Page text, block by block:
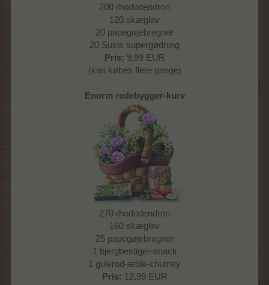
200 rhododendron
120 skæglav
20 papegøjebregner
20 Susis supergødning
Pris: 9,99 EUR
(kan købes flere gange)
Enorm redebygger-kurv
270 rhododendron
160 skæglav
25 papegøjebregner
1 bjergbestiger-snack
1 gulerod-æble-chutney
Pris: 12,99 EUR